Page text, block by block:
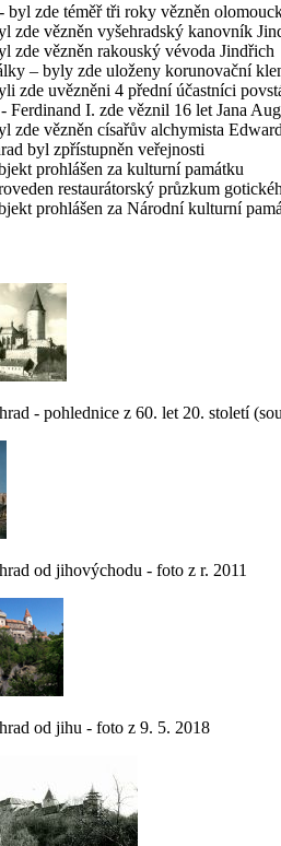
byl zde téměř tři roky vězněn
zde vězněn vyšehradský kanovník
zde vězněn rakouský vévoda Jindřich
– byly zde uloženy korunovační
zde uvězněni 4 přední účastníci
Ferdinand I. zde věznil 16 let Jana
zde vězněn císařův alchymista
byl zpřístupněn veřejnosti
prohlášen za kulturní památku
restaurátorský průzkum
prohlášen za Národní kulturní
- pohlednice z 60. let 20. století
od jihovýchodu - foto z r. 2011
od jihu - foto z 9. 5. 2018